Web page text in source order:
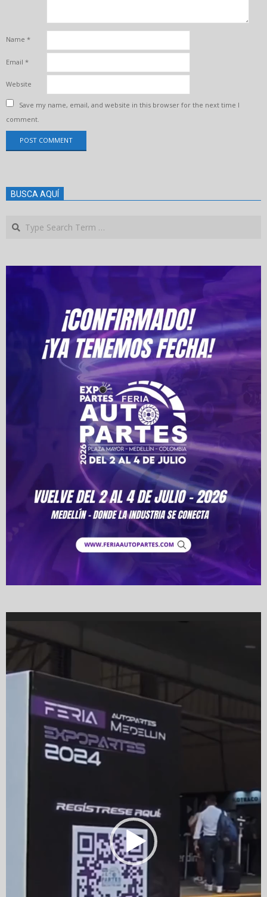
Name *
Email *
Website
Save my name, email, and website in this browser for the next time I
comment.
BUSCA AQUÍ
Search
Player